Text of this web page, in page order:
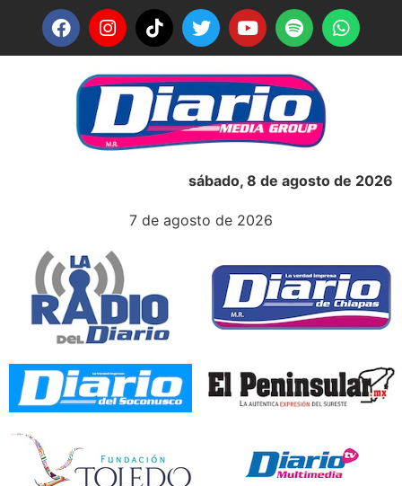
sábado, 8 de agosto de 2026
7 de agosto de 2026